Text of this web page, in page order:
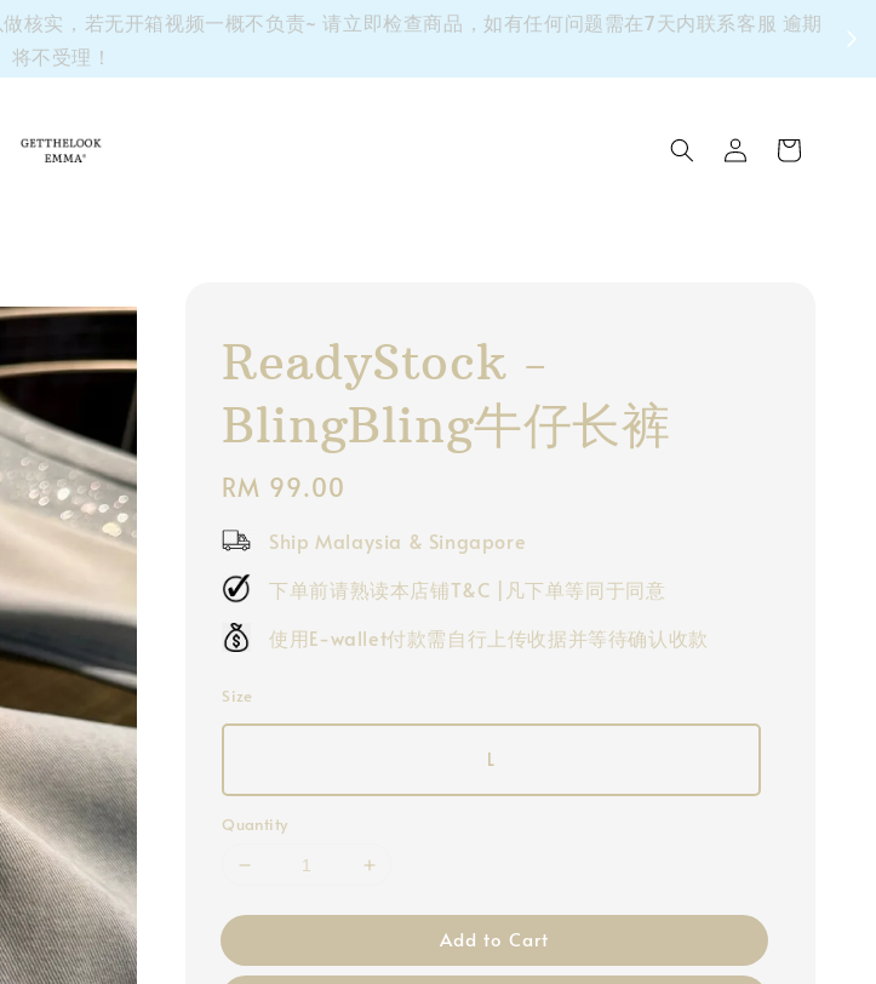
核实，若无开箱视频一概不负责~ 请立即检查商品，如有任何问题需在7天内联系客服 逾期
将不受理！
ReadyStock -
BlingBling牛仔长裤
Regular
price
RM 99.00
Ship Malaysia & Singapore
下单前请熟读本店铺T&C |凡下单等同于同意
使用E-wallet付款需自行上传收据并等待确认收款
Size
L
Quantity
Add to Cart